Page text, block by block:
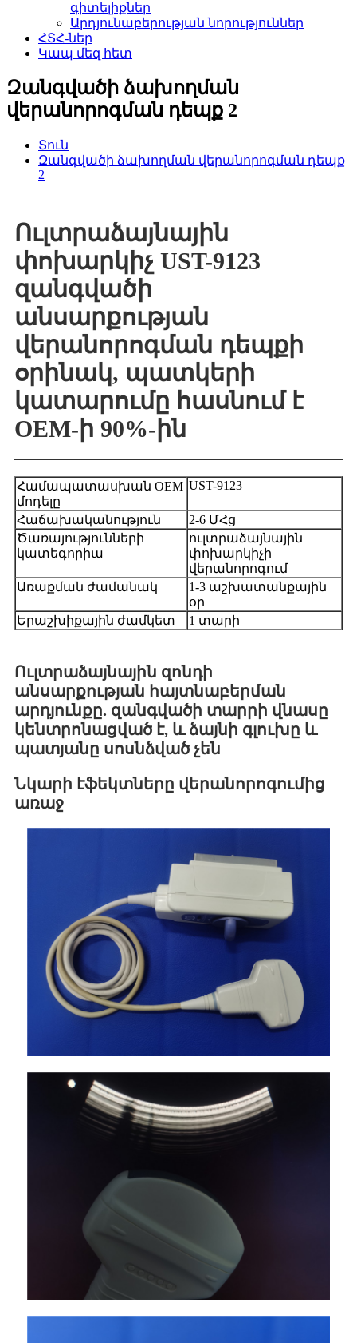
գիտելիքներ
Արդյունաբերության նորություններ
ՀՏՀ-ներ
Կապ մեզ հետ
Զանգվածի ձախողման
վերանորոգման դեպք 2
Տուն
Զանգվածի ձախողման վերանորոգման դեպք
2
Ուլտրաձայնային
փոխարկիչ UST-9123
զանգվածի
անսարքության
վերանորոգման դեպքի
օրինակ, պատկերի
կատարումը հասնում է
OEM-ի 90%-ին
Համապատասխան OEM
մոդելը
UST-9123
Հաճախականություն
2-6 ՄՀց
Ծառայությունների
կատեգորիա
ուլտրաձայնային
փոխարկիչի
վերանորոգում
Առաքման ժամանակ
1-3 աշխատանքային
օր
Երաշխիքային ժամկետ
1 տարի
Ուլտրաձայնային զոնդի
անսարքության հայտնաբերման
արդյունքը. զանգվածի տարրի վնասը
կենտրոնացված է, և ձայնի գլուխը և
պատյանը սոսնձված չեն
Նկարի էֆեկտները վերանորոգումից
առաջ